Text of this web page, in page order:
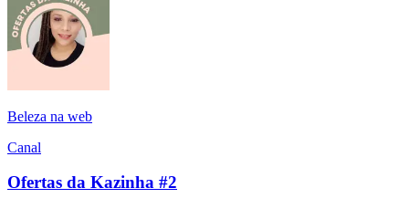
Beleza na web
Canal
Ofertas da Kazinha #2